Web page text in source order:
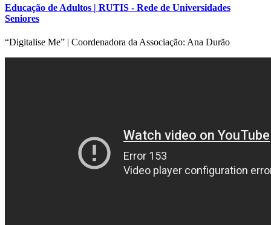
Educação de Adultos | RUTIS - Rede de Universidades
Seniores
“Digitalise Me” | Coordenadora da Associação: Ana Durão